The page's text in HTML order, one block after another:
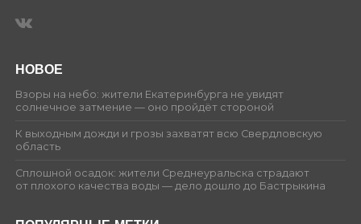
НОВОЕ
Взоры на небо: жители Екатеринбурга не увидят
солнечное затмение — оно пройдёт стороной
К выходным дожди и грозы захватят всю Свердловскую
область
Сплошной осадок: жители Среднеуральска страдают
от плохого качества воды — дело дошло до Бастрыкина